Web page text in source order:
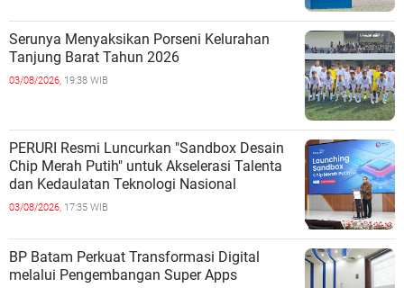
Serunya Menyaksikan Porseni Kelurahan
Tanjung Barat Tahun 2026
03/08/2026, 19:38 WIB
PERURI Resmi Luncurkan "Sandbox Desain
Chip Merah Putih" untuk Akselerasi Talenta
dan Kedaulatan Teknologi Nasional
03/08/2026, 17:35 WIB
BP Batam Perkuat Transformasi Digital
melalui Pengembangan Super Apps